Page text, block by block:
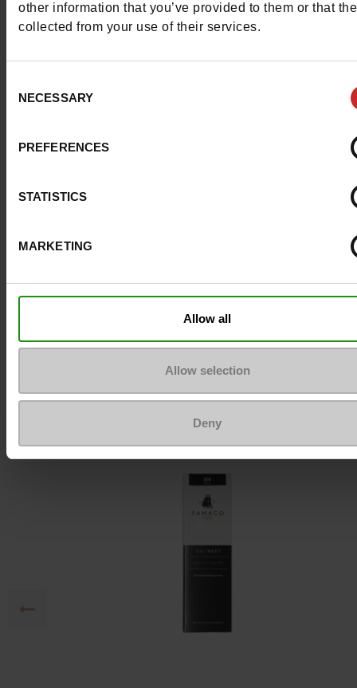
other information that you’ve provided to them or that
collected from your use of their services.
Selection
NECESSARY
PREFERENCES
STATISTICS
MARKETING
Allow all
Allow selection
Deny
Breedte van de Raad groot
Waterbestendig Neen
Eco-score
Uitneembare zool
Om ze zo goed als nieuw te houden